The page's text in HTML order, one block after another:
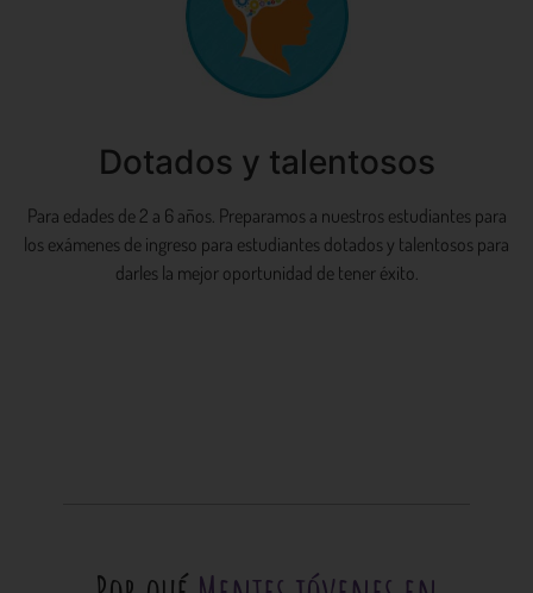
Dotados y talentosos
Para edades de 2 a 6 años. Preparamos a nuestros estudiantes para
los exámenes de ingreso para estudiantes dotados y talentosos para
darles la mejor oportunidad de tener éxito.